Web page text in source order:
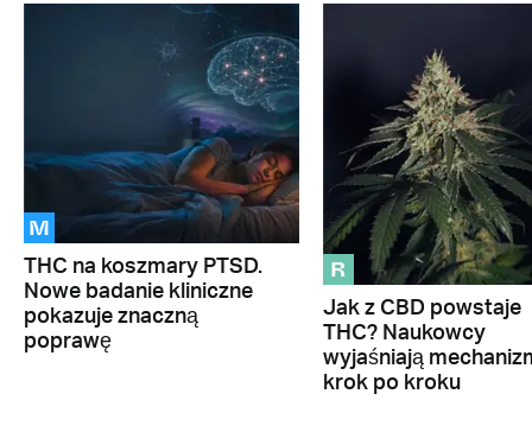
M
THC na koszmary PTSD.
Nowe badanie kliniczne
pokazuje znaczną
poprawę
R
Jak z CBD powstaje
THC? Naukowcy
wyjaśniają
krok po kroku